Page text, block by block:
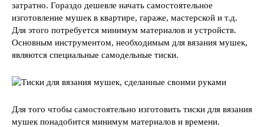
затратно. Гораздо дешевле начать самостоятельное
изготовление мушек в квартире, гараже, мастерской и т.д.
Для этого потребуется минимум материалов и устройств.
Основным инструментом, необходимым для вязания мушек,
являются специальные самодельные тиски.
Для того чтобы самостоятельно изготовить тиски для вязания
мушек понадобится минимум материалов и времени.